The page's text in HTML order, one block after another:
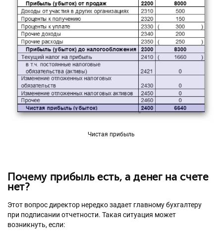
Чистая прибыль
Почему прибыль есть, а денег на счете
нет?
Этот вопрос директор нередко задает главному бухгалтеру
при подписании отчетности. Такая ситуация может
возникнуть, если: